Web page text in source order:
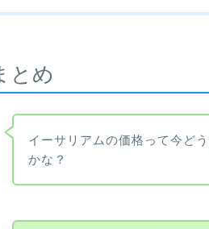
とめ
イーサリアムの価格って今ど
かな？